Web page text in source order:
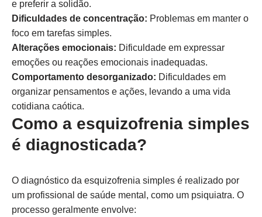
e preferir a solidão.
Dificuldades de concentração: Problemas em manter o
foco em tarefas simples.
Alterações emocionais: Dificuldade em expressar
emoções ou reações emocionais inadequadas.
Comportamento desorganizado: Dificuldades em
organizar pensamentos e ações, levando a uma vida
cotidiana caótica.
Como a esquizofrenia simples
é diagnosticada?
O diagnóstico da esquizofrenia simples é realizado por
um profissional de saúde mental, como um psiquiatra. O
processo geralmente envolve: